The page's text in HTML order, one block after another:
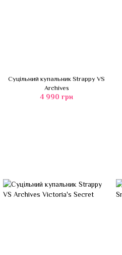
Суцільний купальник Strappy VS
Archives
4 990 грн